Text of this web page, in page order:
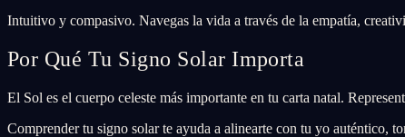
Intuitivo y compasivo. Navegas la vida a través de la empatía,
Por Qué Tu Signo Solar Importa
El Sol es el cuerpo celeste más importante en tu carta natal.
Comprender tu signo solar te ayuda a alinearte con tu yo auténtico,